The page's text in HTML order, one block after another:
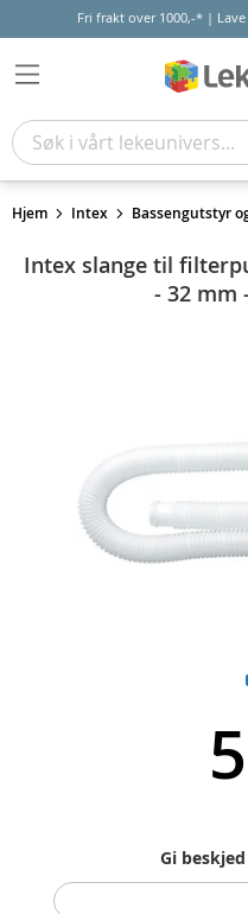
Fri frakt over 1000,-* |
Hjem Intex Bassengutstyr
Intex slange til
- 32 mm
Gi